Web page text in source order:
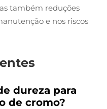
também reduções
e nos riscos
dureza para
de cromo?